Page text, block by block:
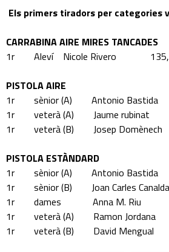
Els primers tiradors per categories
CARRABINA AIRE MIRES TANCADES
1r Aleví Nicole Rivero
PISTOLA AIRE
1r sènior (A) Antonio
1r veterà (A) Jaume
1r veterà (B) Josep
PISTOLA ESTÀNDARD
1r sènior (A) Antonio
1r sènior (B) Joan Carles
1r dames Anna M.
1r veterà (A) Ramon
1r veterà (B) David